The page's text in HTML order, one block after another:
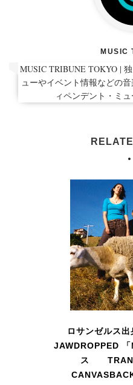
MUSIC
MUSIC TRIBUNE TOKYO |
ューやイベント情報などの
ィペンデント・ミ
ロサンゼルス出
JAWDROPPED
ス